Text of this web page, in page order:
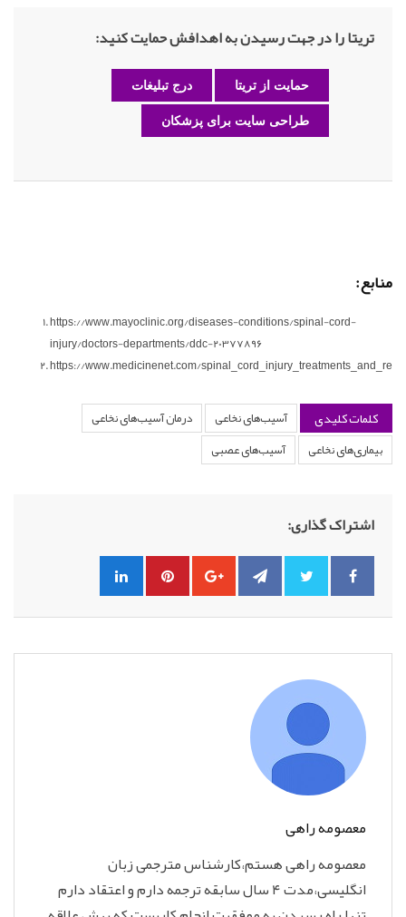
تریتا را در جهت رسیدن به اهدافش حمایت کنید:
حمایت از تریتا درج تبلیغات
طراحی سایت برای پزشکان
منابع:
https://www.mayoclinic.org/diseases-conditions/spinal-cord-
injury/doctors-departments/ddc-20377896
https://www.medicinenet.com/
کلمات کلیدی آسیب‌های نخاعی
درمان آسیب‌های نخاعی
بیماری‌های نخاعی
آسیب‌های عصبی
اشتراک گذاری:
معصومه راهی
معصومه راهی هستم،کارشناس مترجمی زبان
انگلیسی،مدت ۴ سال سابقه ترجمه دارم و اعتقاد دارم